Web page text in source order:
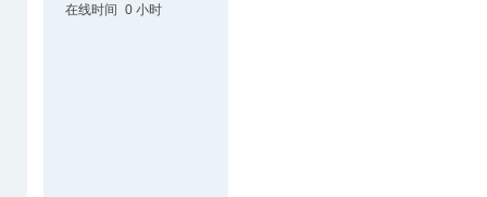
在线时间
0 小时